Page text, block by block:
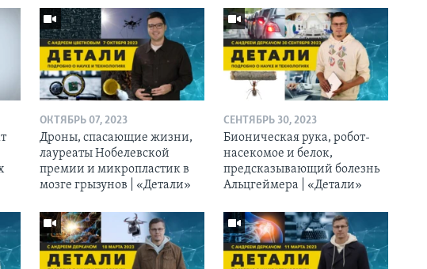
ОКТЯБРЬ 07, 2023
Дроны, спасающие жизни,
лауреаты Нобелевской
премии и микропластик в
мозге грызунов | «Детали»
СЕНТЯБРЬ 30, 2023
Бионическая рука, робот-
насекомое и белок,
предсказывающий болезнь
Альцгеймера | «Детали»